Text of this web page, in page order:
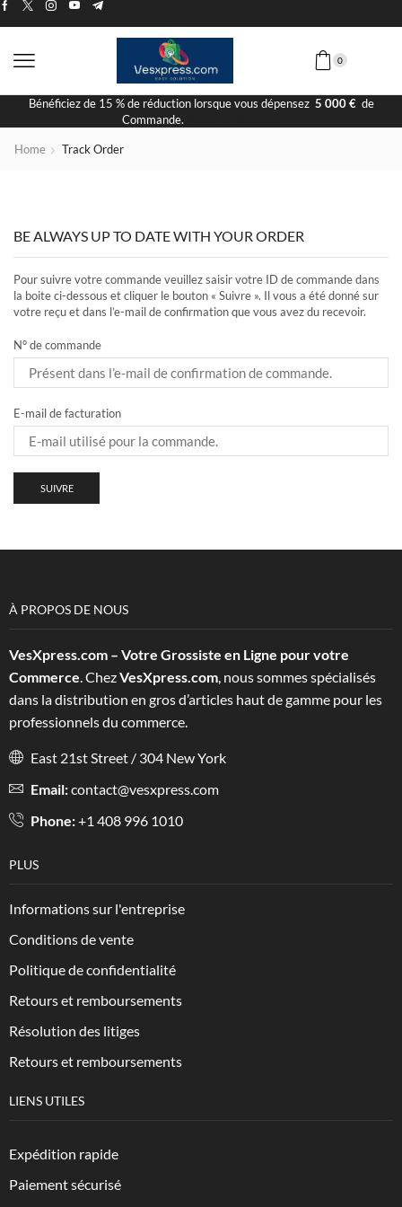
0
Bénéficiez de 15 % de réduction lorsque vous dépensez 5 000 €de
Commande.
Home Track Order
BE ALWAYS UP TO DATE WITH YOUR ORDER
Pour suivre votre commande veuillez saisir votre ID de commande dans
la boite ci-dessous et cliquer le bouton « Suivre ». Il vous a été donné sur
votre reçu et dans l’e-mail de confirmation que vous avez du recevoir.
N° de commande
E-mail de facturation
SUIVRE
À PROPOS DE NOUS
VesXpress.com – Votre Grossiste en Ligne pour votre
Commerce. ChezVesXpress.com, nous sommes spécialisés
dans la distribution en gros d’articles haut de gamme pour les
professionnels du commerce.
East 21st Street / 304 New York
Email:contact@vesxpress.com
Phone:+1 408 996 1010
PLUS
Informations sur l'entreprise
Conditions de vente
Politique de confidentialité
Retours et remboursements
Résolution des litiges
Retours et remboursements
LIENS UTILES
Expédition rapide
Paiement sécurisé